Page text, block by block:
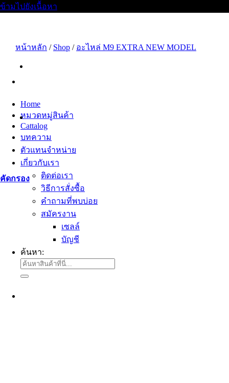
ข้ามไปยังเนื้อหา
Home
หมวดหมู่สินค้า
Cattalog
บทความ
ตัวแทนจำหน่าย
เกี่ยวกับเรา
ติดต่อเรา
วิธีการสั่งซื้อ
คำถามที่พบบ่อย
สมัครงาน
เซลล์
บัญชี
ค้นหา:
หน้าหลัก / Shop / อะไหล่ M9 EXTRA NEW MODEL
คัดกรอง